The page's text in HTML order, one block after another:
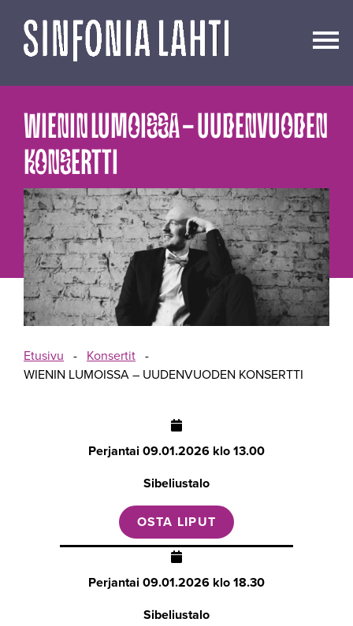
sisältöön
WIENIN LUMOISSA – UUDENVUODEN
KONSERTTI
Etusivu - Konsertit -
WIENIN LUMOISSA – UUDENVUODEN KONSERTTI
Perjantai09.01.2026 klo 13.00
Sibeliustalo
OSTA LIPUT
Perjantai09.01.2026 klo 18.30
Sibeliustalo